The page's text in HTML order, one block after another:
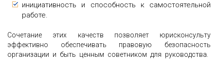
инициативность и способность к самостоятельной
работе.
Сочетание этих качеств позволяет юрисконсульту
эффективно обеспечивать правовую безопасность
организации и быть ценным советником для руководства.